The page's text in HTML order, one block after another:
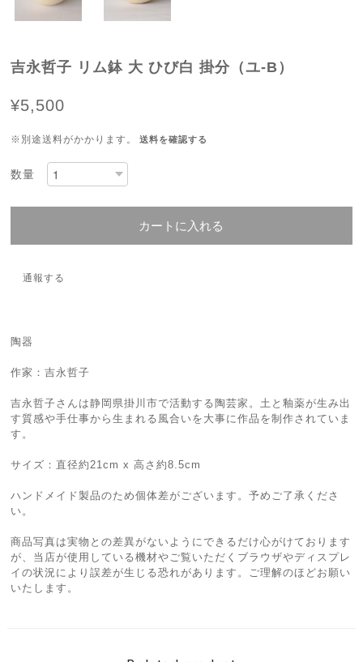
吉永哲子 リム鉢 大 ひび白 掛分（ユ-B）
¥5,500
※別途送料がかかります。 送料を確認する
数量
カートに入れる
通報する
陶器
作家：吉永哲子
吉永哲子さんは静岡県掛川市で活動する陶芸家。土と釉薬が生み出
す質感や手仕事から生まれる風合いを大事に作品を制作されていま
す。
サイズ：直径約21cm x 高さ約8.5cm
ハンドメイド製品のため個体差がございます。予めご了承くださ
い。
商品写真は実物との差異がないようにできるだけ心がけております
が、当店が使用している機材やご覧いただくブラウザやディスプレ
イの状況により誤差が生じる恐れがあります。ご理解のほどお願い
いたします。